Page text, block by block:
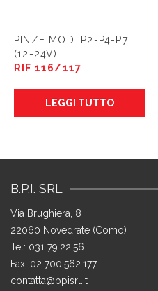
PINZE MOD. P2-P4-P7
(12-24V)
RIF 116/117
LEGGI TUTTO
B.P.I. SRL
Via Brughiera, 8
22060 Novedrate (Como)
Tel: 031 79.22.56
Fax: 02 700.562.177
contatta@bpisrl.it